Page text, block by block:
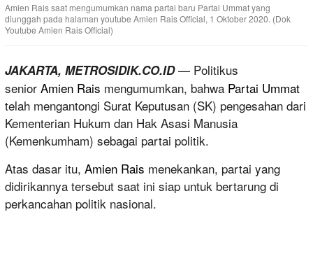
Amien Rais saat mengumumkan nama partai baru Partai Ummat yang
diunggah pada halaman youtube Amien Rais Official, 1 Oktober 2020. (Dok
Youtube Amien Rais Official)
JAKARTA, METROSIDIK.CO.ID— Politikus
senior Amien Rais mengumumkan, bahwa Partai Ummat
telah mengantongi Surat Keputusan (SK) pengesahan dari
Kementerian Hukum dan Hak Asasi Manusia
(Kemenkumham) sebagai partai politik.
Atas dasar itu, Amien Rais menekankan, partai yang
didirikannya tersebut saat ini siap untuk bertarung di
perkancahan politik nasional.